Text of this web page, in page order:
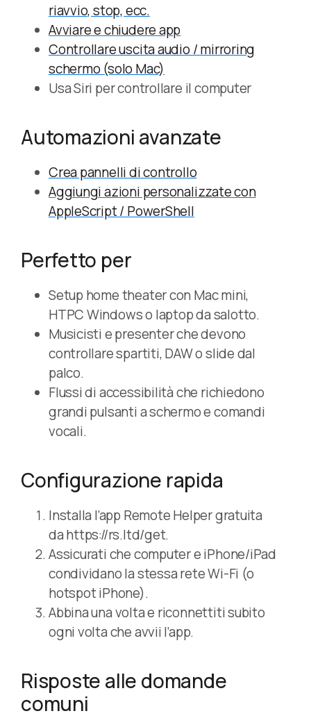
riavvio, stop, ecc.
Avviare e chiudere app
Controllare uscita audio / mirroring
schermo (solo Mac)
Usa Siri per controllare il computer
Automazioni avanzate
Crea pannelli di controllo
Aggiungi azioni personalizzate con
AppleScript / PowerShell
Perfetto per
Setup home theater con Mac mini,
HTPC Windows o laptop da salotto.
Musicisti e presenter che devono
controllare spartiti, DAW o slide dal
palco.
Flussi di accessibilità che richiedono
grandi pulsanti a schermo e comandi
vocali.
Configurazione rapida
Installa l’app Remote Helper gratuita
da https://rs.ltd/get.
Assicurati che computer e iPhone/iPad
condividano la stessa rete Wi-Fi (o
hotspot iPhone).
Abbina una volta e riconnettiti subito
ogni volta che avvii l’app.
Risposte alle domande
comuni